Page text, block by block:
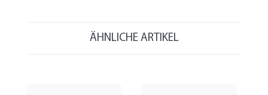
ÄHNLICHE ARTIKEL